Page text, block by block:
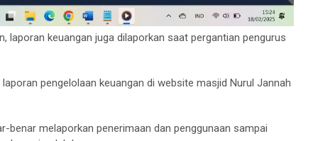
laporan keuangan juga dilaporkan saat pergantian pengurus
pengelolaan keuangan di website masjid Nurul Jannah
benar melaporkan penerimaan dan penggunaan sampai